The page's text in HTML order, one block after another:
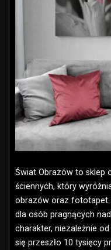
Świat Obrazów to sklep
ściennych, który
obrazów oraz fototapet.
dla osób pragnących
charakter, niezależnie
się przeszło 10 tysięcy